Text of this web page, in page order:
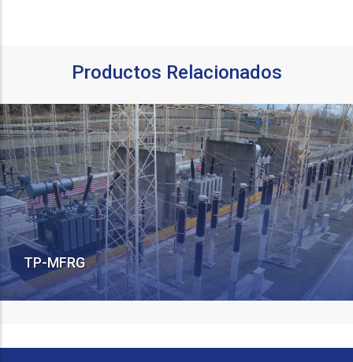
Productos Relacionados
TP-MFRG